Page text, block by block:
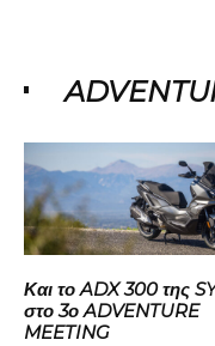
Και το ADX 300 της
στο 3ο ADVENTURE
MEETING